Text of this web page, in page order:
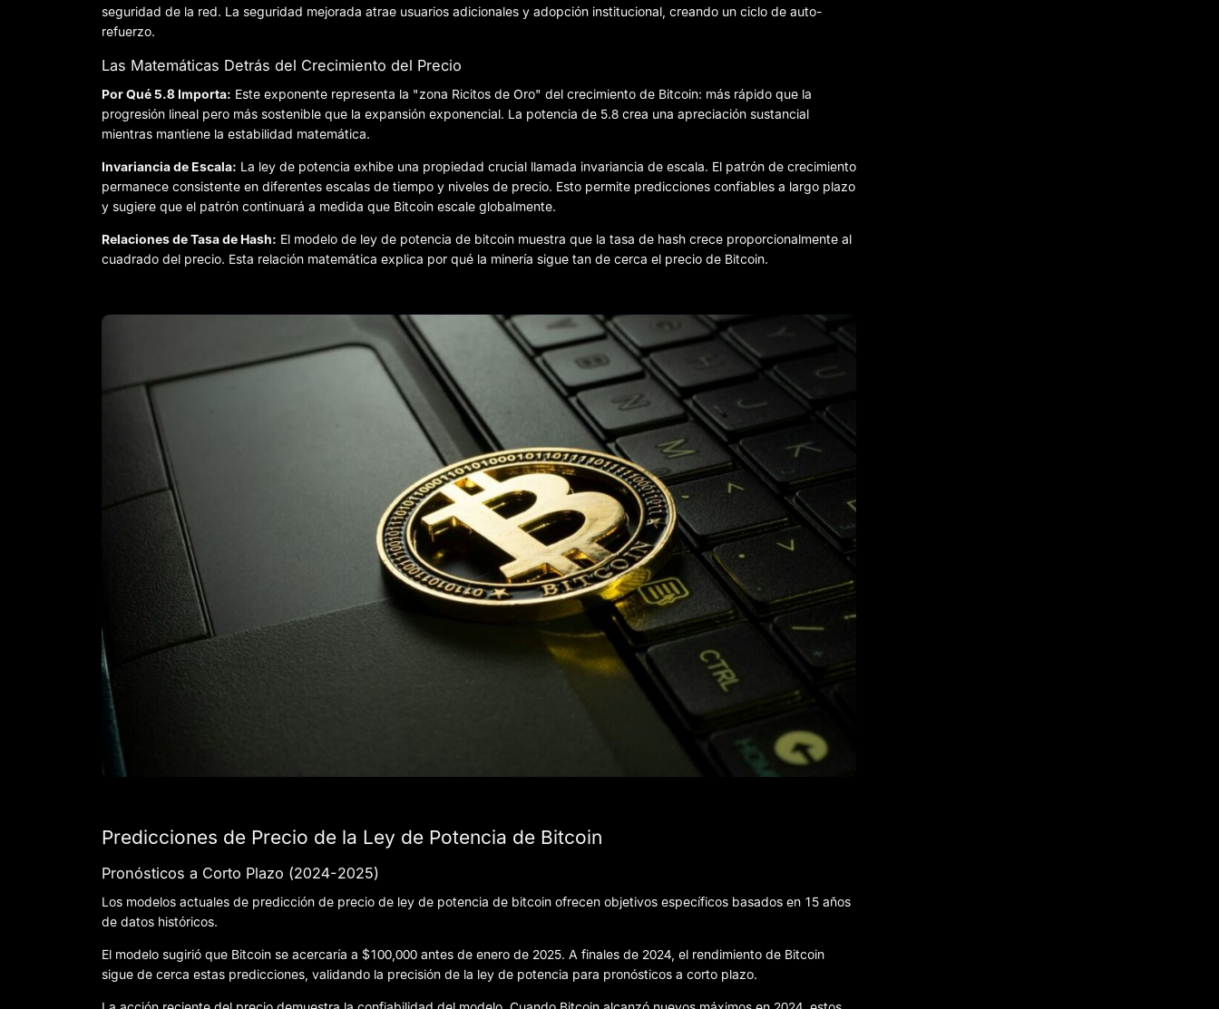
seguridad de la red. La seguridad mejorada atrae usuarios adicionales y adopción institucional, creando un ciclo de auto-
refuerzo.
Las Matemáticas Detrás del Crecimiento del Precio
Por Qué 5.8 Importa: Este exponente representa la "zona Ricitos de Oro" del crecimiento de Bitcoin: más rápido que la
progresión lineal pero más sostenible que la expansión exponencial. La potencia de 5.8 crea una apreciación sustancial
mientras mantiene la estabilidad matemática.
Invariancia de Escala: La ley de potencia exhibe una propiedad crucial llamada invariancia de escala. El patrón de crecimiento
permanece consistente en diferentes escalas de tiempo y niveles de precio. Esto permite predicciones confiables a largo plazo
y sugiere que el patrón continuará a medida que Bitcoin escale globalmente.
Relaciones de Tasa de Hash: El modelo de ley de potencia de bitcoin muestra que la tasa de hash crece proporcionalmente al
cuadrado del precio. Esta relación matemática explica por qué la minería sigue tan de cerca el precio de Bitcoin.
Predicciones de Precio de la Ley de Potencia de Bitcoin
Pronósticos a Corto Plazo (2024-2025)
Los modelos actuales de predicción de precio de ley de potencia de bitcoin ofrecen objetivos específicos basados en 15 años
de datos históricos.
El modelo sugirió que Bitcoin se acercaría a $100,000 antes de enero de 2025. A finales de 2024, el rendimiento de Bitcoin
sigue de cerca estas predicciones, validando la precisión de la ley de potencia para pronósticos a corto plazo.